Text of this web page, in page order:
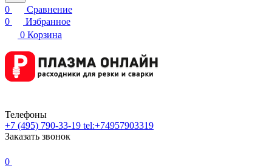
0
Сравнение
0
Избранное
0 Корзина
Телефоны
+7 (495) 790-33-19 tel:+74957903319
Заказать звонок
0